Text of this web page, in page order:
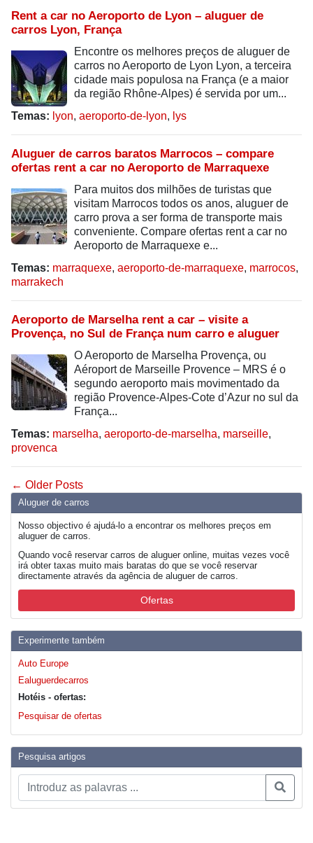
Aluguer de carros
Nosso objectivo é ajudá-lo a encontrar os melhores preços em
aluguer de carros.
Quando você reservar carros de aluguer online, muitas vezes você
irá obter taxas muito mais baratas do que se você reservar
directamente através da agência de aluguer de carros.
Ofertas
Experimente também
Auto Europe
Ealuguerdecarros
Hotéis - ofertas:
Pesquisar de ofertas
Pesquisa artigos
Rent a car no Aeroporto de Lyon – aluguer de
carros Lyon, França
Encontre os melhores preços de aluguer de
carros no Aeroporto de Lyon Lyon, a terceira
cidade mais populosa na França (e a maior
da região Rhône-Alpes) é servida por um...
Temas: lyon, aeroporto-de-lyon, lys
Aluguer de carros baratos Marrocos – compare
ofertas rent a car no Aeroporto de Marraquexe
Para muitos dos milhões de turistas que
visitam Marrocos todos os anos, aluguer de
carro prova a ser forma de transporte mais
conveniente. Compare ofertas rent a car no
Aeroporto de Marraquexe e...
Temas: marraquexe, aeroporto-de-marraquexe, marrocos,
marrakech
Aeroporto de Marselha rent a car – visite a
Provença, no Sul de França num carro e aluguer
O Aeroporto de Marselha Provença, ou
Aéroport de Marseille Provence – MRS é o
segundo aeroporto mais movimentado da
região Provence-Alpes-Cote d’Azur no sul da
França...
Temas: marselha, aeroporto-de-marselha, marseille,
provenca
← Older Posts